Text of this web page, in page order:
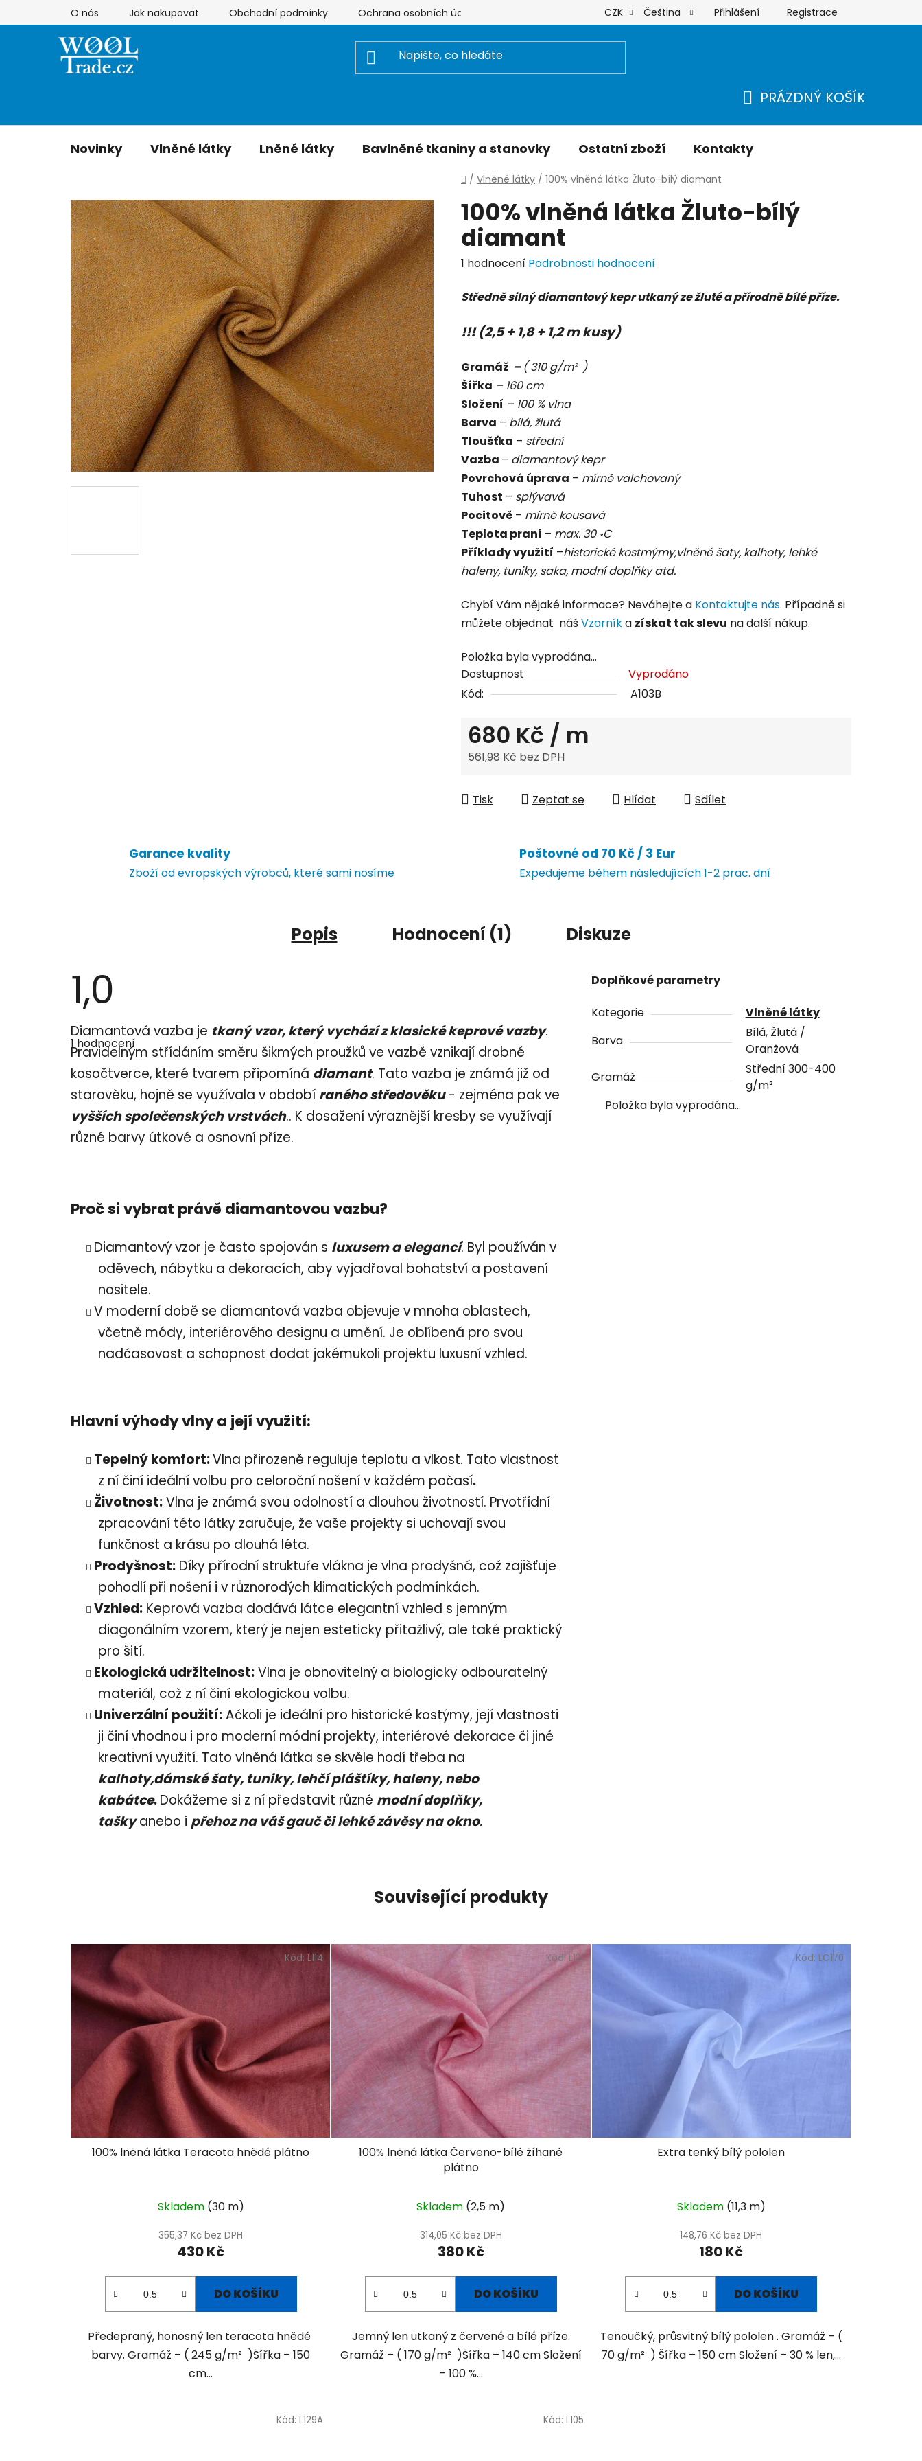
na
O nás Jak nakupovat Obchodní podmínky Ochrana osobních údajů Hodnocení obchodu Moje objednávka
CZK Čeština Přihlášení Registrace
KOŠÍK
PRÁZDNÝ KOŠÍK
Novinky Vlněné látky Lněné látky Bavlněné tkaniny a stanovky Ostatní zboží Kontakty
Domů
/ Vlněné látky / 100% vlněná látka Žluto-bílý diamant
100% vlněná látka Žluto-bílý
diamant
Průměrné
produktu
1,0
5
hvězdiček.
1 hodnocení Podrobnosti hodnocení
Středně silný diamantový kepr utkaný ze žluté a přírodně bílé příze.
!!! (2,5 + 1,8 + 1,2 m kusy)
Gramáž –( 310 g/m² )
Šířka – 160 cm
Složení – 100 % vlna
Barva – bílá, žlutá
Tloušťka – střední
Vazba – diamantový kepr
Povrchová úprava – mírně valchovaný
Tuhost – splývavá
Pocitově – mírně kousavá
Teplota praní – max. 30 ॰C
Příklady využití –historické kostmýmy,vlněné šaty, kalhoty, lehké
haleny, tuniky, saka, modní doplňky atd.
Chybí Vám nějaké informace? Neváhejte a Kontaktujte nás. Případně si
můžete objednat náš Vzorníka získat tak slevu na další nákup.
Položka byla vyprodána…
Dostupnost
Vyprodáno
Kód:
A103B
680 Kč / m
561,98 Kč bez DPH
Tisk
Zeptat se Hlídat Sdílet
Garance kvality
Zboží od evropských výrobců, které sami nosíme
Poštovné od 70 Kč / 3 Eur
Expedujeme během následujících 1-2 prac. dní
Popis Hodnocení (1) Diskuze
1,0
Průměrné
hodnocení
produktu
je
1,0
z
5
hvězdiček.
1 hodnocení
Diamantová vazba je tkaný vzor, který vychází z klasické keprové vazby.
Pravidelným střídáním směru šikmých proužků ve vazbě vznikají drobné
kosočtverce, které tvarem připomíná diamant. Tato vazba je známá již od
starověku, hojně se využívala v období raného středověku- zejména pak ve
vyšších společenských vrstvách.. K dosažení výraznější kresby se využívají
různé barvy útkové a osnovní příze.
Proč si vybrat právě diamantovou vazbu?
Diamantový vzor je často spojován s luxusem a elegancí. Byl používán v
oděvech, nábytku a dekoracích, aby vyjadřoval bohatství a postavení
nositele.
V moderní době se diamantová vazba objevuje v mnoha oblastech,
včetně módy, interiérového designu a umění. Je oblíbená pro svou
nadčasovost a schopnost dodat jakémukoli projektu luxusní vzhled.
Hlavní výhody vlny a její využití:
Tepelný komfort:Vlna přirozeně reguluje teplotu a vlkost. Tato vlastnost
z ní činí ideální volbu pro celoroční nošení v každém počasí.
Životnost:Vlna je známá svou odolností a dlouhou životností. Prvotřídní
zpracování této látky zaručuje, že vaše projekty si uchovají svou
funkčnost a krásu po dlouhá léta.
Prodyšnost: Díky přírodní struktuře vlákna je vlna prodyšná, což zajišťuje
pohodlí při nošení i v různorodých klimatických podmínkách.
Vzhled: Keprová vazba dodává látce elegantní vzhled s jemným
diagonálním vzorem, který je nejen esteticky přitažlivý, ale také praktický
pro šití.
Ekologická udržitelnost:Vlna je obnovitelný a biologicky odbouratelný
materiál, což z ní činí ekologickou volbu.
Univerzální použití:Ačkoli je ideální pro historické kostýmy, její vlastnosti
ji činí vhodnou i pro moderní módní projekty, interiérové dekorace či jiné
kreativní využití. Tato vlněná látka se skvěle hodí třeba na
kalhoty,dámské šaty, tuniky, lehčí pláštíky, haleny, nebo
kabátce.Dokážeme si z ní představit různé modní doplňky,
taškyanebo i přehoz na váš gauč či lehké závěsy na okno.
Doplňkové parametry
Kategorie
Vlněné látky
Barva
Bílá, Žlutá /
Oranžová
Gramáž
Střední 300-400
g/m²
Položka byla vyprodána…
Související produkty
100% lněná látka Teracota hnědé plátno
Skladem (30 m)
355,37 Kč bez DPH
430 Kč
DO KOŠÍKU
Předepraný, honosný len teracota hnědé
barvy. Gramáž – ( 245 g/m² )Šířka – 150
cm...
Kód:L114
100% lněná látka Červeno-bílé žíhané
plátno
Skladem (2,5 m)
314,05 Kč bez DPH
380 Kč
DO KOŠÍKU
Jemný len utkaný z červené a bílé příze.
Gramáž – ( 170 g/m² )Šířka – 140 cm Složení
– 100 %...
Kód: L121
Extra tenký bílý pololen
Skladem (11,3 m)
148,76 Kč bez DPH
180 Kč
DO KOŠÍKU
Tenoučký, průsvitný bílý pololen . Gramáž – (
70 g/m² ) Šířka – 150 cm Složení – 30 % len,...
Kód: LC170
Kód:L129A Kód: L105